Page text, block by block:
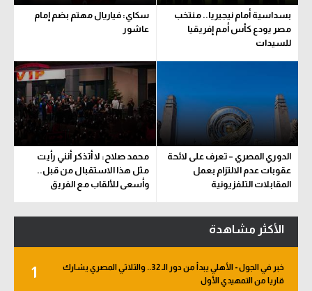
بسداسية أمام نيجيريا.. منتخب
مصر يودع كأس أمم إفريقيا
للسيدات
سكاي: فياريال مهتم بضم إمام
عاشور
الدوري المصري – تعرف على لائحة
عقوبات عدم الالتزام بعمل
المقابلات التلفزيونية
محمد صلاح: لا أتذكر أنني رأيت
مثل هذا الاستقبال من قبل..
وأسعى للألقاب مع الفريق
الأكثر مشاهدة
1
خبر في الجول - الأهلي يبدأ من دور الـ 32.. والثلاثي المصري يشارك
قاريا من التمهيدي الأول